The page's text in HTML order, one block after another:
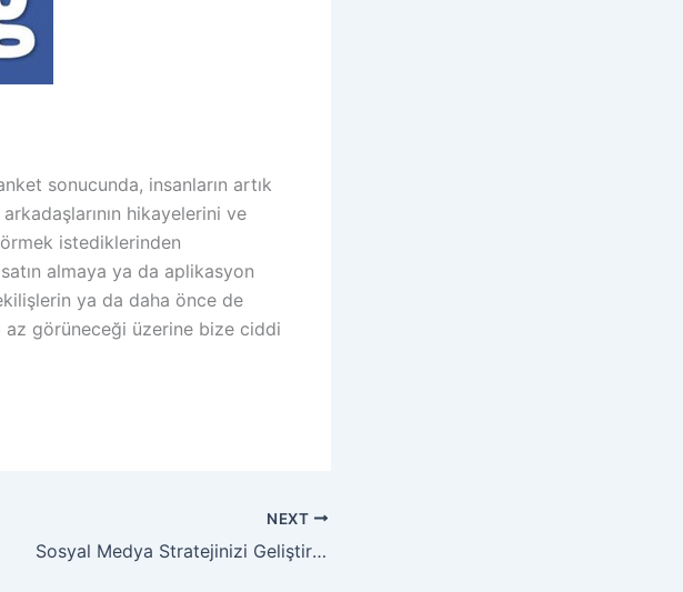
sonucunda, insanların artık
hikayelerini ve
istediklerinden
almaya ya da aplikasyon
ya da daha önce de
az görüneceği üzerine bize ciddi
NEXT
Sosyal Medya Stratejinizi Geliştirmenin 5 Yolu